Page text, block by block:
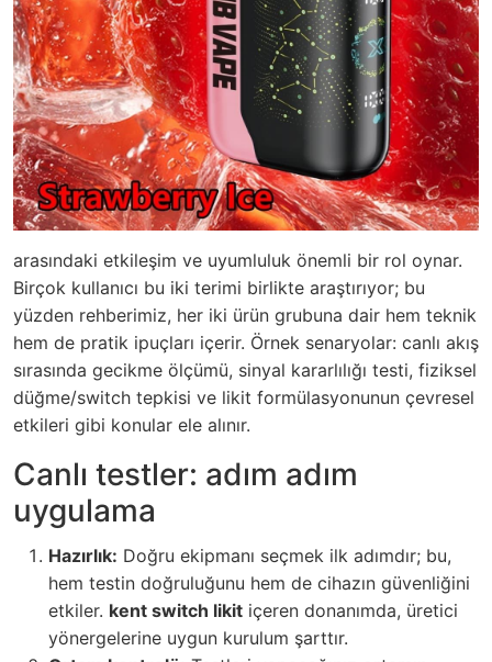
arasındaki etkileşim ve uyumluluk önemli bir rol oynar.
Birçok kullanıcı bu iki terimi birlikte araştırıyor; bu
yüzden rehberimiz, her iki ürün grubuna dair hem teknik
hem de pratik ipuçları içerir. Örnek senaryolar: canlı akış
sırasında gecikme ölçümü, sinyal kararlılığı testi, fiziksel
düğme/switch tepkisi ve likit formülasyonunun çevresel
etkileri gibi konular ele alınır.
Canlı testler: adım adım
uygulama
Hazırlık: Doğru ekipmanı seçmek ilk adımdır; bu,
hem testin doğruluğunu hem de cihazın güvenliğini
etkiler. kent switch likit içeren donanımda, üretici
yönergelerine uygun kurulum şarttır.